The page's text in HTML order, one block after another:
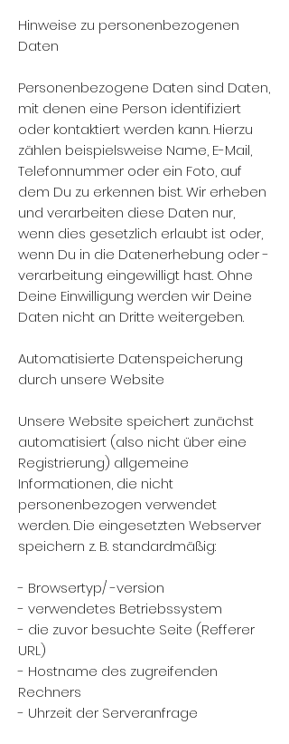
Hinweise zu personenbezogenen
Daten
Personenbezogene Daten sind Daten,
mit denen eine Person identifiziert
oder kontaktiert werden kann. Hierzu
zählen beispielsweise Name, E-Mail,
Telefonnummer oder ein Foto, auf
dem Du zu erkennen bist. Wir erheben
und verarbeiten diese Daten nur,
wenn dies gesetzlich erlaubt ist oder,
wenn Du in die Datenerhebung oder -
verarbeitung eingewilligt hast. Ohne
Deine Einwilligung werden wir Deine
Daten nicht an Dritte weitergeben.
Automatisierte Datenspeicherung
durch unsere Website
Unsere Website speichert zunächst
automatisiert (also nicht über eine
Registrierung) allgemeine
Informationen, die nicht
personenbezogen verwendet
werden. Die eingesetzten Webserver
speichern z. B. standardmäßig:
- Browsertyp/ -version
- verwendetes Betriebssystem
- die zuvor besuchte Seite (Refferer
URL)
- Hostname des zugreifenden
Rechners
- Uhrzeit der Serveranfrage